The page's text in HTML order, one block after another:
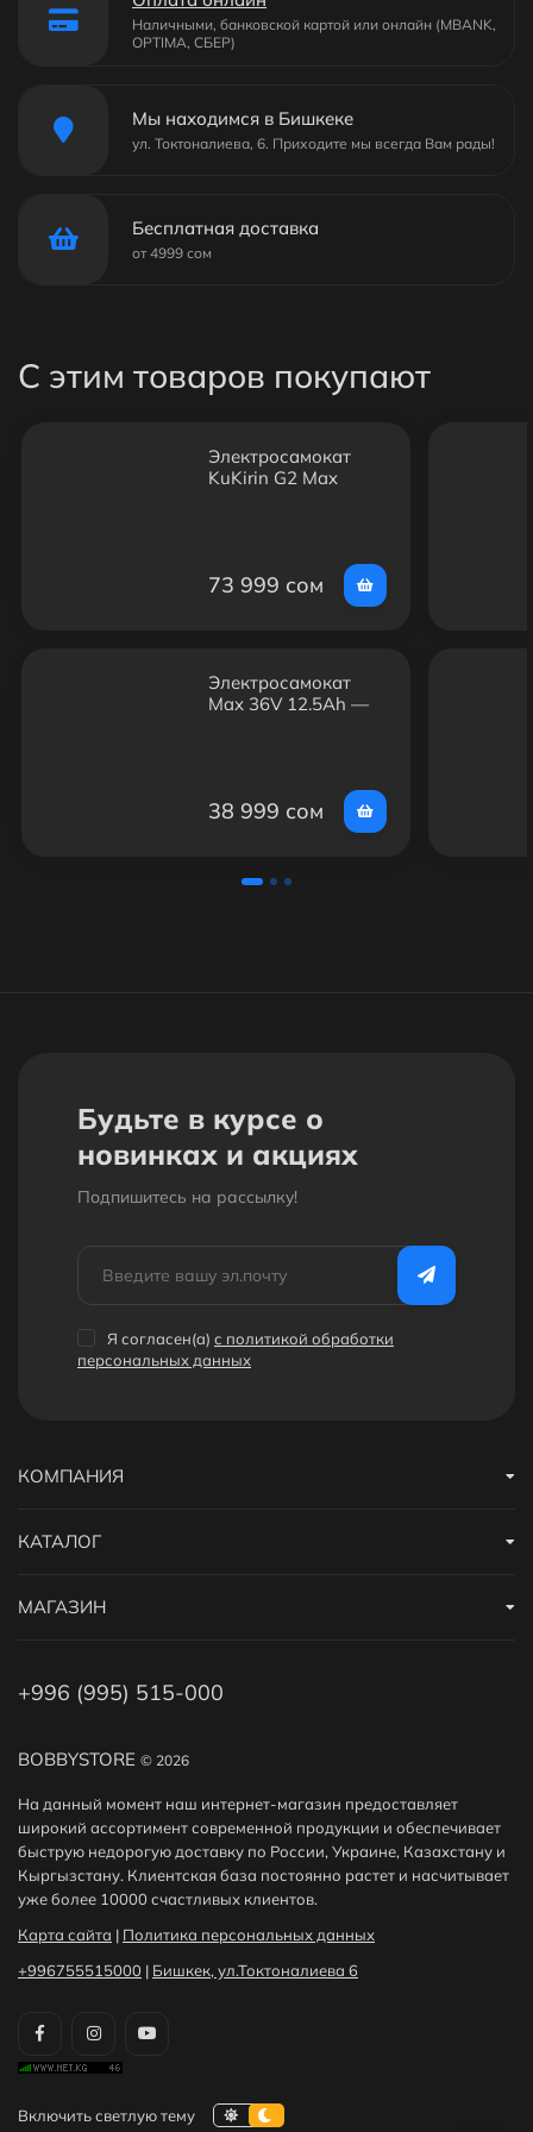
Наличными, банковской картой или онлайн (MBANK,
OPTIMA, СБЕР)
Мы находимся в Бишкеке
ул. Токтоналиева, 6. Приходите мы всегда Вам рады!
Бесплатная доставка
от 4999 сом
С этим товаров покупают
Электросамокат
KuKirin G2 Max
73 999 сом
Электросамокат
Max 36V 12.5Ah —
38 999 сом
Будьте в курсе о
новинках и акциях
Подпишитесь на рассылкy!
Я согласен(a) с политикой обработки
персональных данных
BOBBYSTORE © 2026
На данный момент наш интернет-магазин предоставляет
широкий ассортимент современной продукции и обеспечивает
быструю недорогую доставку по России, Украине, Казахстану и
Кыргызстану. Клиентская база постоянно растет и насчитывает
уже более 10000 счастливых клиентов.
Карта сайта | Политика персональных данных
+996755515000 | Бишкек, ул.Токтоналиева 6
КОМПАНИЯ
КАТАЛОГ
МАГАЗИН
+996 (995) 515-000